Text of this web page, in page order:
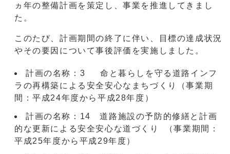
ヵ年の整備計画を策定し、事業を推進してきまし
た。
このたび、計画期間の終了に伴い、目標の達成状況
やその要因について事後評価を実施しました。
計画の名称：3 命と暮らしを守る道路インフ
ラの再構築による安全安心なまちづくり（事業期
間：平成24年度から平成28年度）
計画の名称：14 道路施設の予防的修繕と計画
的な更新による安全安心な道づくり （事業期間：
平成25年度から平成29年度）